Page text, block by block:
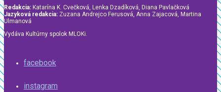
Redakcia: Katarína K. Cvečková, Lenka Dzadíková, Diana Pavlačková
Jazyková redakcia: Zuzana Andrejco Ferusová, Anna Zajacová, Martina
Ulmanová
Vydáva Kultúrny spolok MLOKi.
facebook
instagram